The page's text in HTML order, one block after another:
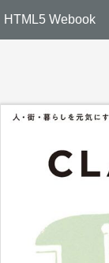
HTML5 Webook